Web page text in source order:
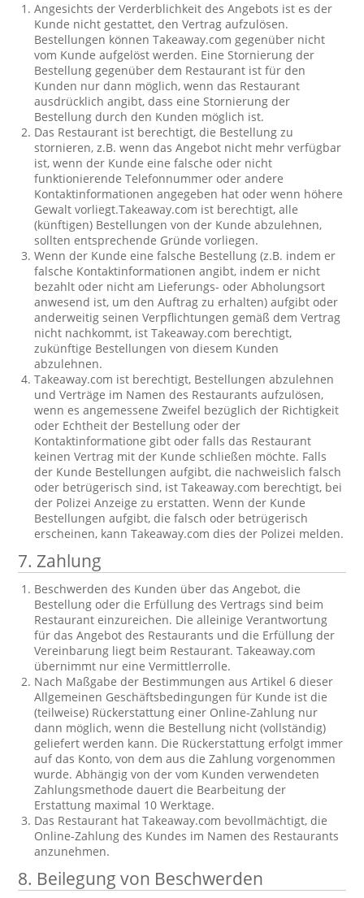
Angesichts der Verderblichkeit des Angebots ist es der
Kunde nicht gestattet, den Vertrag aufzulösen.
Bestellungen können Takeaway.com gegenüber nicht
vom Kunde aufgelöst werden. Eine Stornierung der
Bestellung gegenüber dem Restaurant ist für den
Kunden nur dann möglich, wenn das Restaurant
ausdrücklich angibt, dass eine Stornierung der
Bestellung durch den Kunden möglich ist.
Das Restaurant ist berechtigt, die Bestellung zu
stornieren, z.B. wenn das Angebot nicht mehr verfügbar
ist, wenn der Kunde eine falsche oder nicht
funktionierende Telefonnummer oder andere
Kontaktinformationen angegeben hat oder wenn höhere
Gewalt vorliegt.Takeaway.com ist berechtigt, alle
(künftigen) Bestellungen von der Kunde abzulehnen,
sollten entsprechende Gründe vorliegen.
Wenn der Kunde eine falsche Bestellung (z.B. indem er
falsche Kontaktinformationen angibt, indem er nicht
bezahlt oder nicht am Lieferungs- oder Abholungsort
anwesend ist, um den Auftrag zu erhalten) aufgibt oder
anderweitig seinen Verpflichtungen gemäß dem Vertrag
nicht nachkommt, ist Takeaway.com berechtigt,
zukünftige Bestellungen von diesem Kunden
abzulehnen.
Takeaway.com ist berechtigt, Bestellungen abzulehnen
und Verträge im Namen des Restaurants aufzulösen,
wenn es angemessene Zweifel bezüglich der Richtigkeit
oder Echtheit der Bestellung oder der
Kontaktinformatione gibt oder falls das Restaurant
keinen Vertrag mit der Kunde schließen möchte. Falls
der Kunde Bestellungen aufgibt, die nachweislich falsch
oder betrügerisch sind, ist Takeaway.com berechtigt, bei
der Polizei Anzeige zu erstatten. Wenn der Kunde
Bestellungen aufgibt, die falsch oder betrügerisch
erscheinen, kann Takeaway.com dies der Polizei melden.
7. Zahlung
Beschwerden des Kunden über das Angebot, die
Bestellung oder die Erfüllung des Vertrags sind beim
Restaurant einzureichen. Die alleinige Verantwortung
für das Angebot des Restaurants und die Erfüllung der
Vereinbarung liegt beim Restaurant. Takeaway.com
übernimmt nur eine Vermittlerrolle.
Nach Maßgabe der Bestimmungen aus Artikel 6 dieser
Allgemeinen Geschäftsbedingungen für Kunde ist die
(teilweise) Rückerstattung einer Online-Zahlung nur
dann möglich, wenn die Bestellung nicht (vollständig)
geliefert werden kann. Die Rückerstattung erfolgt immer
auf das Konto, von dem aus die Zahlung vorgenommen
wurde. Abhängig von der vom Kunden verwendeten
Zahlungsmethode dauert die Bearbeitung der
Erstattung maximal 10 Werktage.
Das Restaurant hat Takeaway.com bevollmächtigt, die
Online-Zahlung des Kundes im Namen des Restaurants
anzunehmen.
8. Beilegung von Beschwerden